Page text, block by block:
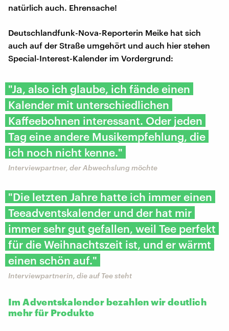
natürlich auch. Ehrensache!
Deutschlandfunk-Nova-Reporterin Meike hat sich
auch auf der Straße umgehört und auch hier stehen
Special-Interest-Kalender im Vordergrund:
"Ja, also ich glaube, ich fände einen
Kalender mit unterschiedlichen
Kaffeebohnen interessant. Oder jeden
Tag eine andere Musikempfehlung, die
ich noch nicht kenne."
Interviewpartner, der Abwechslung möchte
"Die letzten Jahre hatte ich immer einen
Teeadventskalender und der hat mir
immer sehr gut gefallen, weil Tee perfekt
für die Weihnachtszeit ist, und er wärmt
einen schön auf."
Interviewpartnerin, die auf Tee steht
Im Adventskalender bezahlen wir deutlich
mehr für Produkte